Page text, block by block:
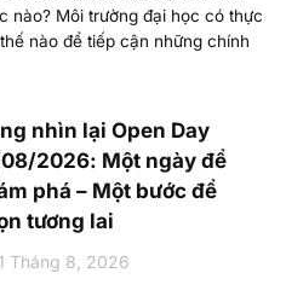
nhìn lại Open Day
tương lai
Tháng 8, 2026
Mạng Lưới Hợp Tác